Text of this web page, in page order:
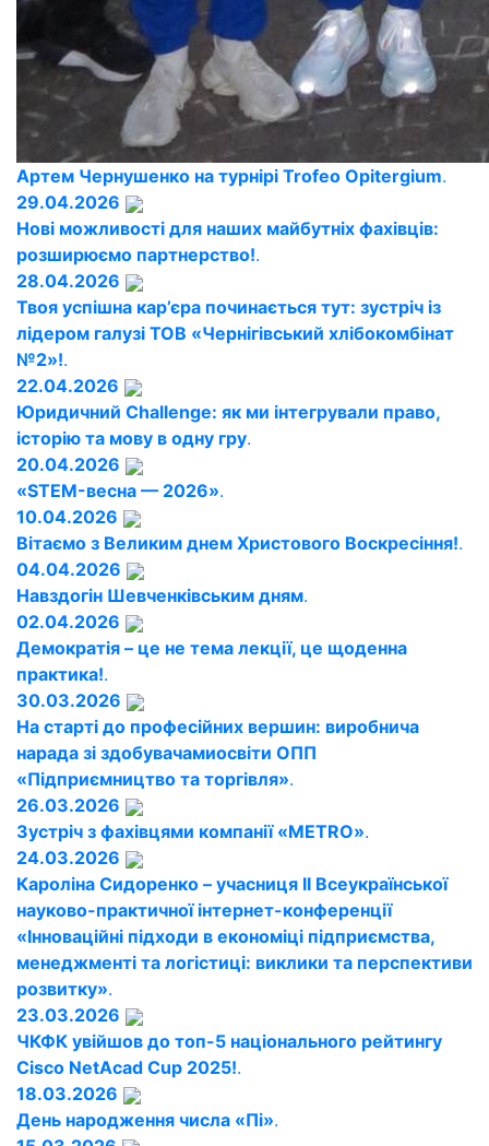
Артем Чернушенко на турнірі Trofeo Opitergium.
29.04.2026
Нові можливості для наших майбутніх фахівців:
розширюємо партнерство!.
28.04.2026
Твоя успішна кар’єра починається тут: зустріч із
лідером галузі ТОВ «Чернігівський хлібокомбінат
№2»!.
22.04.2026
Юридичний Challenge: як ми інтегрували право,
історію та мову в одну гру.
20.04.2026
«STEM-весна — 2026».
10.04.2026
Вітаємо з Великим днем Христового Воскресіння!.
04.04.2026
Навздогін Шевченківським дням.
02.04.2026
Демократія – це не тема лекції, це щоденна
практика!.
30.03.2026
На старті до професійних вершин: виробнича
нарада зі здобувачамиосвіти ОПП
«Підприємництво та торгівля».
26.03.2026
Зустріч з фахівцями компанії «METRO».
24.03.2026
Кароліна Сидоренко – учасниця ІІ Всеукраїнської
науково-практичної інтернет-конференції
«Інноваційні підходи в економіці підприємства,
менеджменті та логістиці: виклики та перспективи
розвитку».
23.03.2026
ЧКФК увійшов до топ-5 національного рейтингу
Cisco NetAcad Cup 2025!.
18.03.2026
День народження числа «Пі».